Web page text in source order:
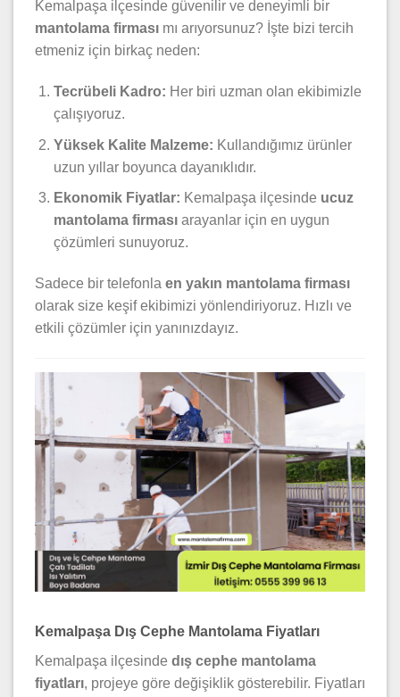
Kemalpaşa ilçesinde güvenilir ve deneyimli bir
mantolama firması mı arıyorsunuz? İşte bizi tercih
etmeniz için birkaç neden:
Tecrübeli Kadro: Her biri uzman olan ekibimizle
çalışıyoruz.
Yüksek Kalite Malzeme: Kullandığımız ürünler
uzun yıllar boyunca dayanıklıdır.
Ekonomik Fiyatlar: Kemalpaşa ilçesinde ucuz
mantolama firmasıarayanlar için en uygun
çözümleri sunuyoruz.
Sadece bir telefonla en yakın mantolama firması
olarak size keşif ekibimizi yönlendiriyoruz. Hızlı ve
etkili çözümler için yanınızdayız.
Kemalpaşa Dış Cephe Mantolama Fiyatları
Kemalpaşa ilçesinde dış cephe mantolama
fiyatları, projeye göre değişiklik gösterebilir. Fiyatları